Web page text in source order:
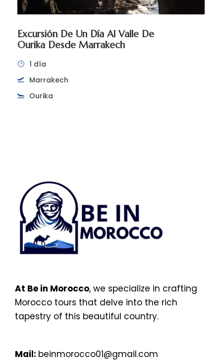
Excursión De Un Día Al Valle De
Ourika Desde Marrakech
1 día
Marrakech
Ourika
At Be in Morocco, we specialize in crafting
Morocco tours that delve into the rich
tapestry of this beautiful country.
Mail: beinmorocco01@gmail.com